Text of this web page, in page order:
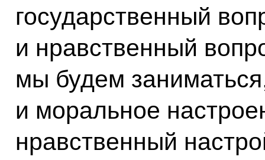
государственный
и нравственный
мы будем
и моральное
нравственный